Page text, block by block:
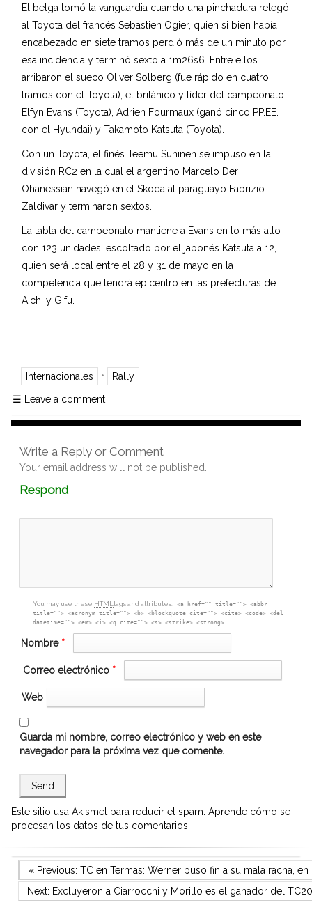
El belga tomó la vanguardia cuando una pinchadura relegó
al Toyota del francés Sebastien Ogier, quien si bien había
encabezado en siete tramos perdió más de un minuto por
esa incidencia y terminó sexto a 1m26s6. Entre ellos
arribaron el sueco Oliver Solberg (fue rápido en cuatro
tramos con el Toyota), el británico y líder del campeonato
Elfyn Evans (Toyota), Adrien Fourmaux (ganó cinco PP.EE.
con el Hyundai) y Takamoto Katsuta (Toyota).
Con un Toyota, el finés Teemu Suninen se impuso en la
división RC2 en la cual el argentino Marcelo Der
Ohanessian navegó en el Skoda al paraguayo Fabrizio
Zaldivar y terminaron sextos.
La tabla del campeonato mantiene a Evans en lo más alto
con 123 unidades, escoltado por el japonés Katsuta a 12,
quien será local entre el 28 y 31 de mayo en la
competencia que tendrá epicentro en las prefecturas de
Aichi y Gifu.
Internacionales • Rally
☰ Leave a comment
Write a Reply or Comment
Your email address will not be published.
RespondComment
box
You may use these HTML tags and attributes:
<a href="" title=""> <abbr
title=""> <acronym title=""> <b> <blockquote cite=""> <cite> <code> <del
datetime=""> <em> <i> <q cite=""> <s> <strike> <strong>
Nombre *
Correo electrónico *
Web
Guarda mi nombre, correo electrónico y web en este
navegador para la próxima vez que comente.
Este sitio usa Akismet para reducir el spam. Aprende cómo se
procesan los datos de tus comentarios.
Navegación
de
Previous Post
« Previous: TC en Termas: Werner puso fin a su mala racha,
Next Post
Next: Excluyeron a Ciarrocchi y Morillo es el ganador del